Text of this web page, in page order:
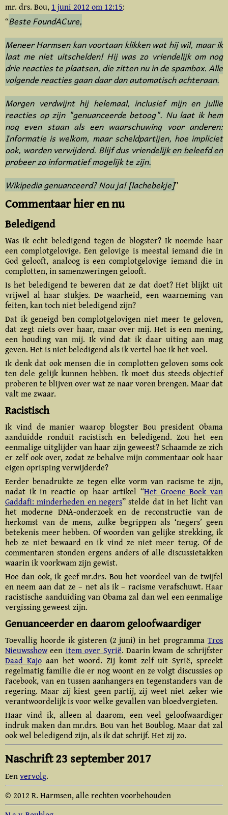
mr. drs. Bou, 1 juni 2012 om 12:15:
“Beste FoundACure,
Meneer Harmsen kan voortaan klikken wat hij wil, maar ik
laat me niet uitschelden! Hij was zo vriendelijk om nog
drie reacties te plaatsen, die zitten nu in de spambox. Alle
volgende reacties gaan daar dan automatisch achteraan.
Morgen verdwijnt hij helemaal, inclusief mijn en jullie
reacties op zijn "genuanceerde betoog". Nu laat ik hem
nog even staan als een waarschuwing voor anderen:
Informatie is welkom, maar scheldpartijen, hoe impliciet
ook, worden verwijderd. Blijf dus vriendelijk en beleefd en
probeer zo informatief mogelijk te zijn.
Wikipedia genuanceerd? Nou ja! [lachebekje]”
Commentaar hier en nu
Beledigend
Was ik echt beledigend tegen de blogster? Ik noemde haar
een complotgelovige. Een gelovige is meestal iemand die in
God gelooft, analoog is een complot­gelovige iemand die in
complotten, in samenzweringen gelooft.
Is het beledigend te beweren dat ze dat doet? Het blijkt uit
vrijwel al haar stukjes. De waarheid, een waarneming van
feiten, kan toch niet beledigend zijn?
Dat ik geneigd ben complotgelovigen niet meer te geloven,
dat zegt niets over haar, maar over mij. Het is een mening,
een houding van mij. Ik vind dat ik daar uiting aan mag
geven. Het is niet beledigend als ik vertel hoe ik het voel.
Ik denk dat ook mensen die in complotten geloven soms ook
ten dele gelijk kunnen hebben. Ik moet dus steeds objectief
proberen te blijven over wat ze naar voren brengen. Maar dat
valt me zwaar.
Racistisch
Ik vind de manier waarop blogster Bou president Obama
aanduidde ronduit racistisch en beledigend. Zou het een
eenmalige uitglijder van haar zijn geweest? Schaamde ze zich
er zelf ook over, zodat ze behalve mijn commentaar ook haar
eigen oprisping verwijderde?
Eerder benadrukte ze tegen elke vorm van racisme te zijn,
nadat ik in reactie op haar artikel “Het Groene Boek van
Gaddafi: minderheden en negers” stelde dat in het licht van
het moderne DNA-onderzoek en de reconstructie van de
herkomst van de mens, zulke begrippen als ‘negers’ geen
betekenis meer hebben. Of woorden van gelijke strekking, ik
heb ze niet bewaard en ik vind ze niet meer terug. Of de
commentaren stonden ergens anders of alle discussietakken
waarin ik voorkwam zijn gewist.
Hoe dan ook, ik geef mr.drs. Bou het voordeel van de twijfel
en neem aan dat ze – net als ik – racisme verafschuwt. Haar
racistische aanduiding van Obama zal dan wel een eenmalige
vergissing geweest zijn.
Genuanceerder en daarom geloofwaardiger
Toevallig hoorde ik gisteren (2 juni) in het programma Tros
Nieuwsshow een item over Syrië. Daarin kwam de schrijfster
Daad Kajo aan het woord. Zij komt zelf uit Syrië, spreekt
regelmatig familie die er nog woont en ze volgt discussies op
Facebook, van en tussen aanhangers en tegenstanders van de
regering. Maar zij kiest geen partij, zij weet niet zeker wie
verantwoordelijk is voor welke gevallen van bloedvergieten.
Haar vind ik, alleen al daarom, een veel geloofwaardiger
indruk maken dan mr.drs. Bou van het Boublog. Maar dat zal
ook wel beledigend zijn, als ik dat schrijf. Het zij zo.
Naschrift 23 september 2017
Eenvervolg.
© 2012 R. Harmsen, alle rechten voorbehouden